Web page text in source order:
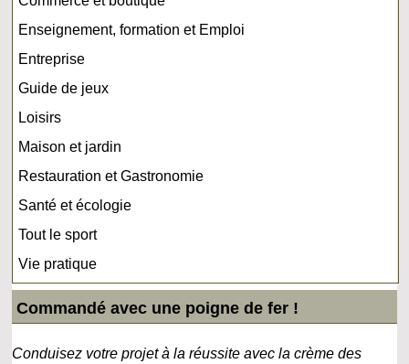
Enseignement, formation et Emploi
Entreprise
Guide de jeux
Loisirs
Maison et jardin
Restauration et Gastronomie
Santé et écologie
Tout le sport
Vie pratique
Commandé avec une poigne de fer !
Conduisez votre projet à la réussite avec la crème des